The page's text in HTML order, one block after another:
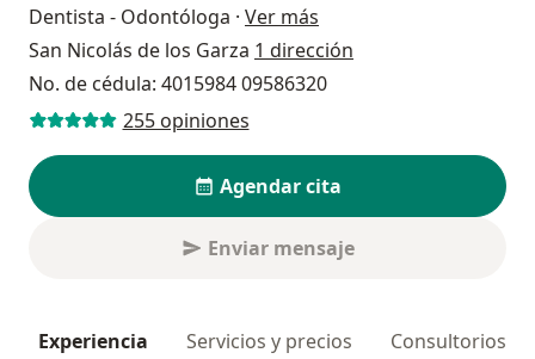
Dentista - Odontóloga · Ver más
San Nicolás de los Garza 1 dirección
No. de cédula: 4015984 09586320
255 opiniones
Agendar cita
Enviar mensaje
Experiencia Servicios y precios Consultorios